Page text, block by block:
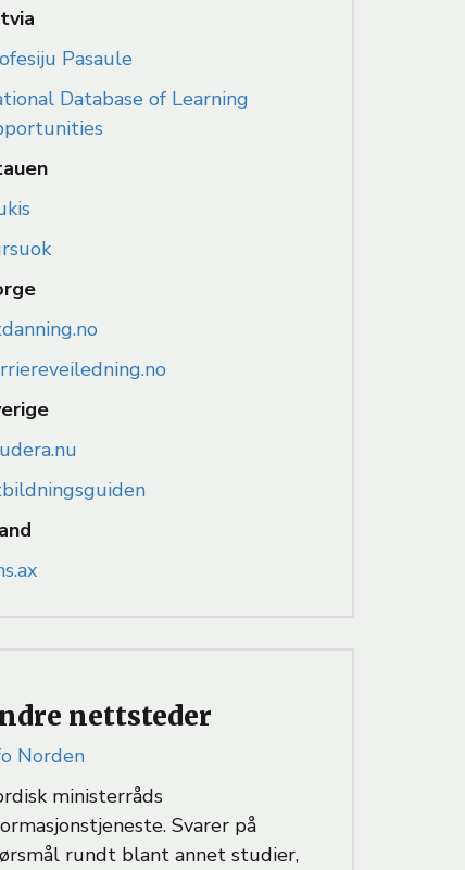
Pasaule
Database of Learning
nettsteder
Norden
ministerråds
Svarer på
rundt blant annet studier,